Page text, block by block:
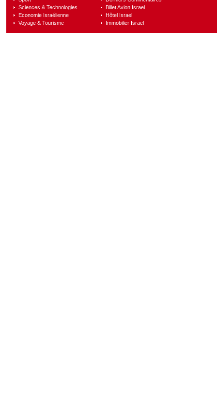
Sciences & Technologies
Economie Israélienne
Voyage & Tourisme
Billet Avion Israel
Hôtel Israel
Immobilier Israel